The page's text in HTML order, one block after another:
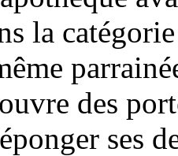
la
des
ses